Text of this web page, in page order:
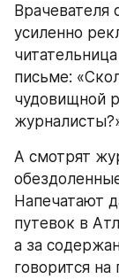
Врачевателя
усиленно
письме:
чудовищной
А смотрят
Напечатают
путевок в
а за
говорится